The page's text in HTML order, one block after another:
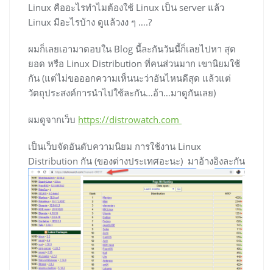
Linux คืออะไรทำไมต้องใช้ Linux เป็น server แล้ว
Linux มีอะไรบ้าง ดูแล้วงง ๆ ….?
ผมก็เลยเอามาตอบใน Blog นี้ละกันวันนี้ก็เลยไปหา สุด
ยอด หรือ Linux Distribution ที่คนส่วนมาก เขานิยมใช้
กัน (แต่ไม่ขอออกความเห็นนะว่าอันไหนดีสุด แล้วแต่
วัตถุประสงค์การนำไปใช้ละกัน…อ้า…มาดูกันเลย)
ผมดูจากเว็บ https://distrowatch.com
เป็นเว็บจัดอันดับความนิยม การใช้งาน Linux
Distribution กัน (ของต่างประเทศอะนะ) มาอ้างอิงละกัน